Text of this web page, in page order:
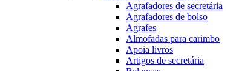
Agrafadores de secretária
Agrafadores de bolso
Agrafes
Almofadas para carimbo
Apoia livros
Artigos de secretária